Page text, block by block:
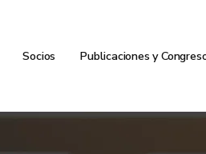
Socios Publicaciones y